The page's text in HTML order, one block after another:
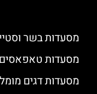
מסעדות בשר
מסעדות
מסעדות דגים